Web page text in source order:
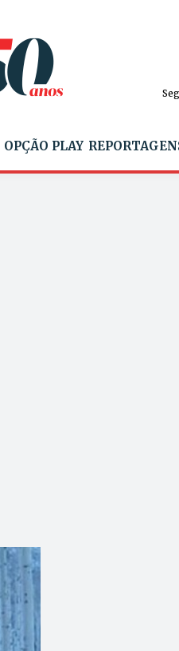
OPÇÃO PLAY